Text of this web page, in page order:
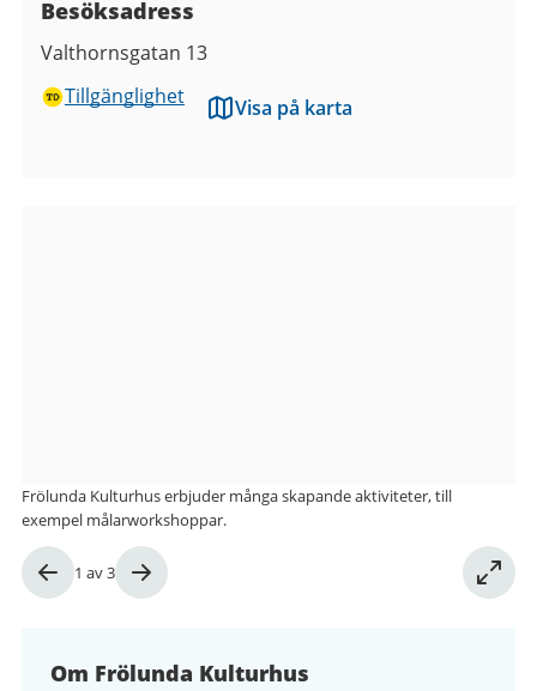
Besöksadress
Valthornsgatan 13
Tillgänglighet
Visa på karta
Bild
1 av3
Frölunda Kulturhus erbjuder många skapande aktiviteter, till
exempel målarworkshoppar.
Om Frölunda Kulturhus